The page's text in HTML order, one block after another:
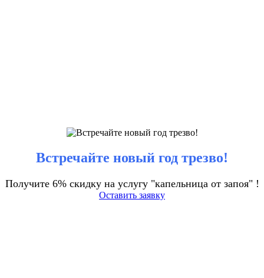
Встречайте новый год трезво!
Получите 6% скидку на услугу "капельница от запоя" !
Оставить заявку